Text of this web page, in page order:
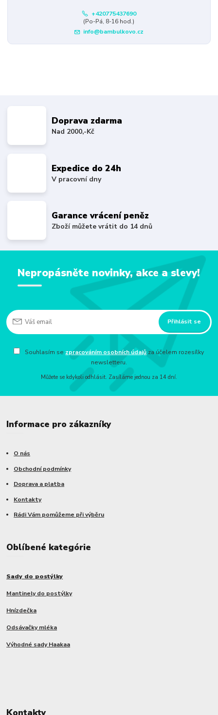
+420775437690
(Po-Pá, 8-16 hod.)
info@bambulkovo.cz
Doprava zdarma
Nad 2000,-Kč
Expedice do 24h
V pracovní dny
Garance vrácení peněz
Zboží můžete vrátit do 14 dnů
Nepropásněte novinky, akce a slevy!
Přihlásit se
Souhlasím se zpracováním osobních údajů za účelem rozesílky
newsletteru.
Můžete se kdykoli odhlásit. Zasíláme jednou za 14 dní.
Informace pro zákazníky
O nás
Obchodní podmínky
Doprava a platba
Kontakty
Rádi Vám pomůžeme při výběru
Oblíbené kategórie
Sady do postýlky
Mantinely do postýlky
Hnízdečka
Odsávačky mléka
Výhodné sady Haakaa